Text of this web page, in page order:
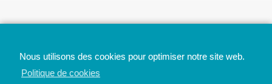
Nous utilisons des cookies pour optimiser notre site web.
Politique de cookies